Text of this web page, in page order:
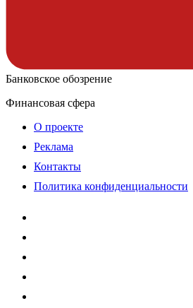
Банковское обозрение
Финансовая сфера
О проекте
Реклама
Контакты
Политика конфиденциальности